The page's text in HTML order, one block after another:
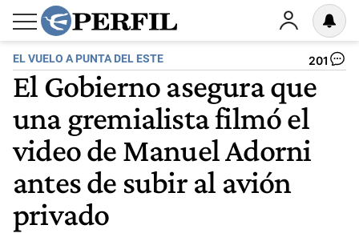
EL VUELO A PUNTA DEL ESTE 201
El Gobierno asegura que
una gremialista filmó el
video de Manuel Adorni
antes de subir al avión
privado